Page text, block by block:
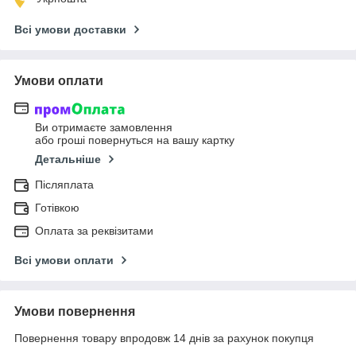
Всі умови доставки
Умови оплати
Ви отримаєте замовлення
або гроші повернуться на вашу картку
Детальніше
Післяплата
Готівкою
Оплата за реквізитами
Всі умови оплати
Умови повернення
Повернення товару впродовж 14 днів за рахунок покупця